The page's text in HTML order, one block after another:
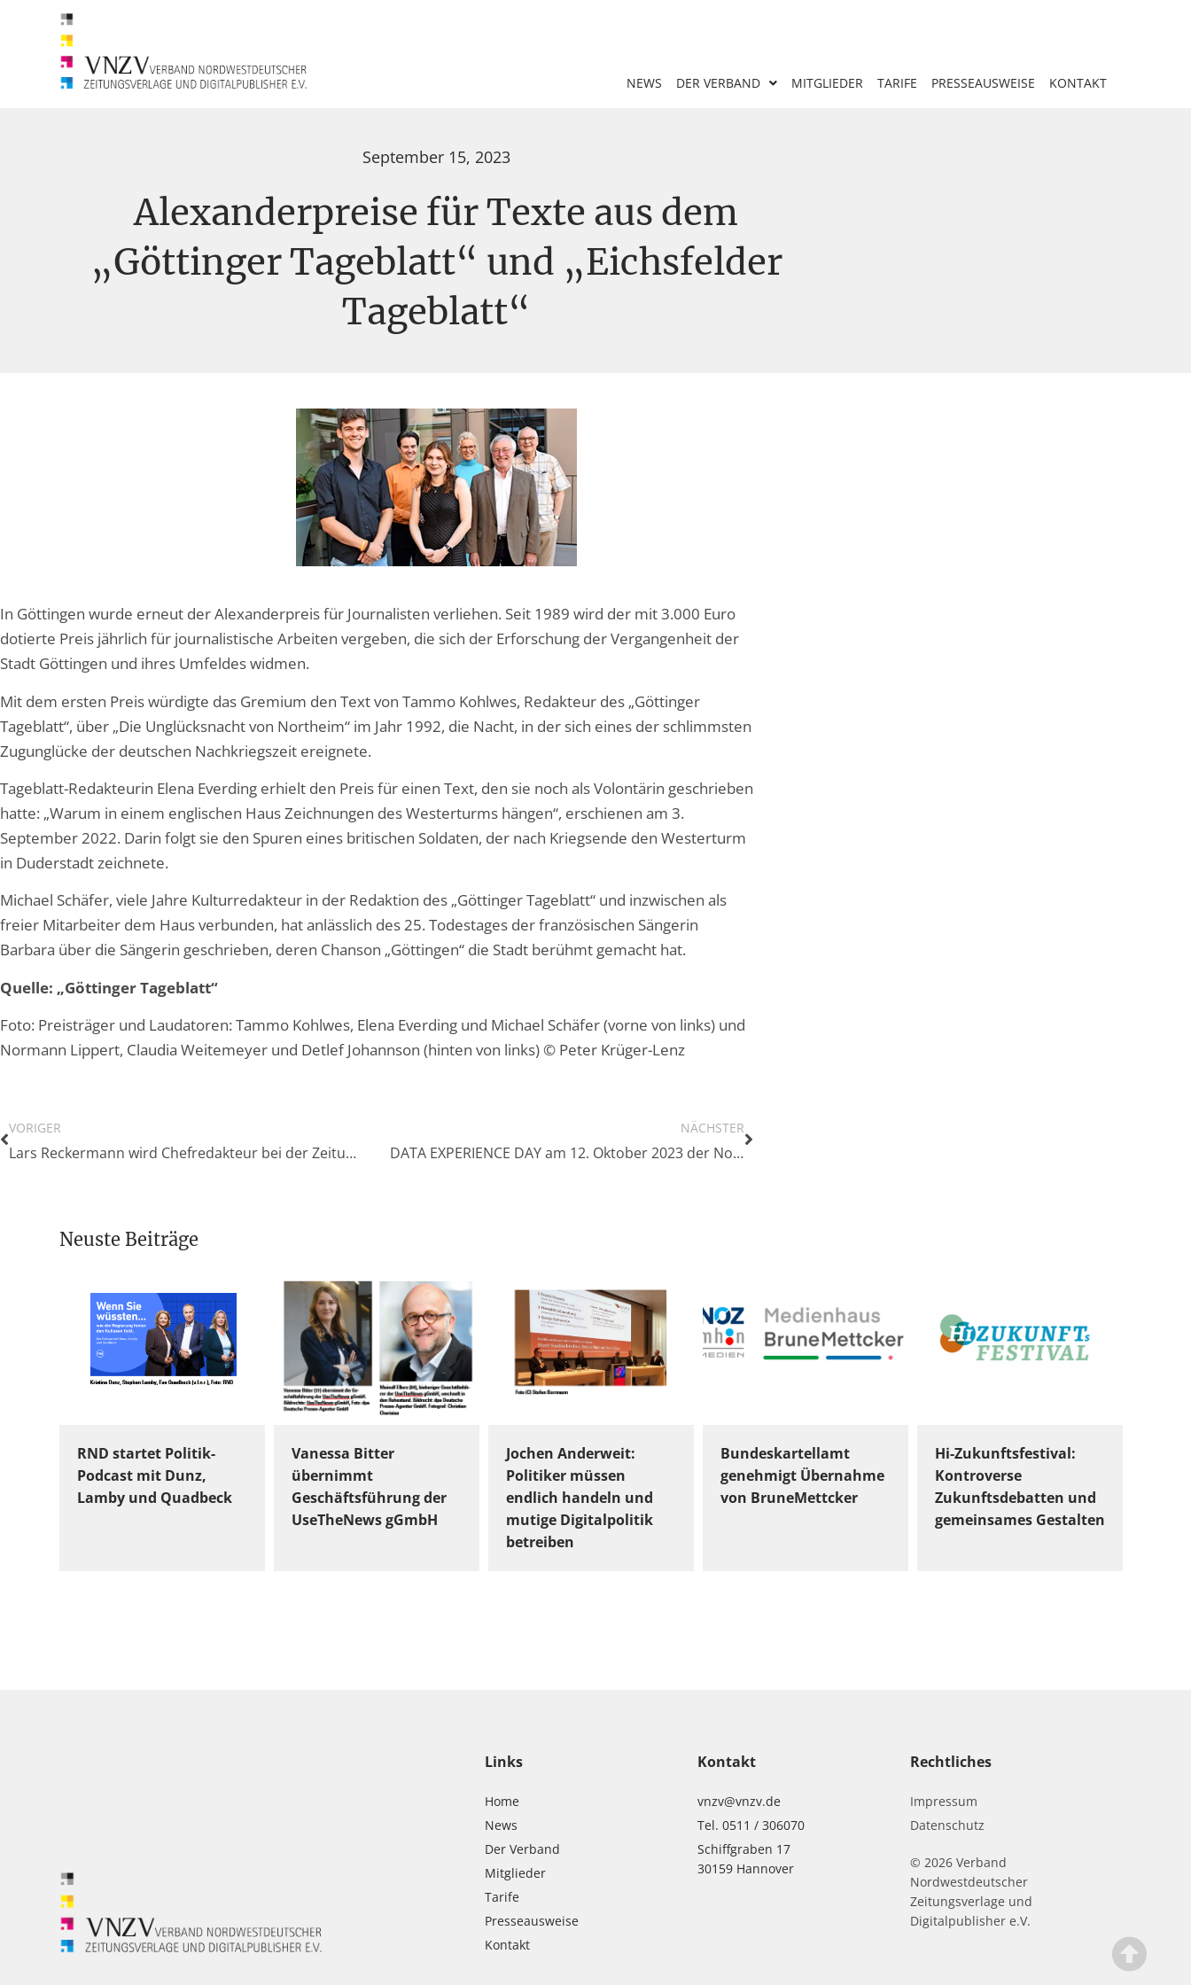
NEWS DER VERBAND MITGLIEDER TARIFE PRESSEAUSWEISE KONTAKT
September 15, 2023
Alexanderpreise für Texte aus dem
„Göttinger Tageblatt“ und „Eichsfelder
Tageblatt“
In Göttingen wurde erneut der Alexanderpreis für Journalisten verliehen. Seit 1989 wird der mit 3.000 Euro
dotierte Preis jährlich für journalistische Arbeiten vergeben, die sich der Erforschung der Vergangenheit der
Stadt Göttingen und ihres Umfeldes widmen.
Mit dem ersten Preis würdigte das Gremium den Text von Tammo Kohlwes, Redakteur des „Göttinger
Tageblatt“, über „Die Unglücksnacht von Northeim“ im Jahr 1992, die Nacht, in der sich eines der schlimmsten
Zugunglücke der deutschen Nachkriegszeit ereignete.
Tageblatt-Redakteurin Elena Everding erhielt den Preis für einen Text, den sie noch als Volontärin geschrieben
hatte: „Warum in einem englischen Haus Zeichnungen des Westerturms hängen“, erschienen am 3.
September 2022. Darin folgt sie den Spuren eines britischen Soldaten, der nach Kriegsende den Westerturm
in Duderstadt zeichnete.
Michael Schäfer, viele Jahre Kulturredakteur in der Redaktion des „Göttinger Tageblatt“ und inzwischen als
freier Mitarbeiter dem Haus verbunden, hat anlässlich des 25. Todestages der französischen Sängerin
Barbara über die Sängerin geschrieben, deren Chanson „Göttingen“ die Stadt berühmt gemacht hat.
Quelle: „Göttinger Tageblatt“
Foto: Preisträger und Laudatoren: Tammo Kohlwes, Elena Everding und Michael Schäfer (vorne von links) und
Normann Lippert, Claudia Weitemeyer und Detlef Johannson (hinten von links) © Peter Krüger-Lenz
VORIGER
Lars Reckermann wird Chefredakteur bei der Zeitungsgruppe Ostfriesland (ZGO)/Leer
NÄCHSTER
DATA EXPERIENCE DAY am 12. Oktober 2023 der Nordwest-Mediengruppe – noch FÜNF Plätze frei
Neuste Beiträge
RND startet Politik-
Podcast mit Dunz,
Lamby und Quadbeck
Vanessa Bitter
übernimmt
Geschäftsführung der
UseTheNews gGmbH
Jochen Anderweit:
Politiker müssen
endlich handeln und
mutige Digitalpolitik
betreiben
Bundeskartellamt
genehmigt Übernahme
von BruneMettcker
Hi-Zukunftsfestival:
Kontroverse
Zukunftsdebatten und
gemeinsames Gestalten
Links
Home
News
Der Verband
Mitglieder
Tarife
Presseausweise
Kontakt
Kontakt
vnzv@vnzv.de
Tel. 0511 / 306070
Schiffgraben 17
30159 Hannover
Rechtliches
Impressum
Datenschutz
© 2026 Verband
Nordwestdeutscher
Zeitungsverlage und
Digitalpublisher e.V.